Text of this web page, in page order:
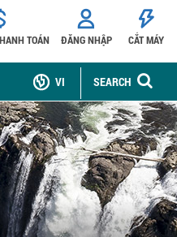
TOÁN ĐĂNG NHẬP CẮT MÁY
SEARCH
VI